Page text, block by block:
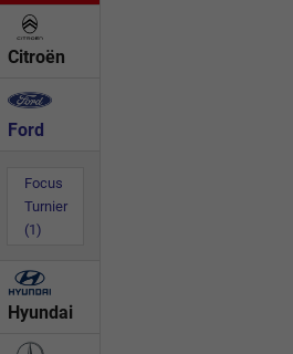
Citroën
Ford
Focus
Turnier
(1)
Hyundai